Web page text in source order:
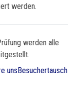
werden.
werden alle
uns Besuchertausch